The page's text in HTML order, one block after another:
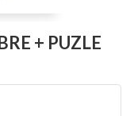
+ PUZLE